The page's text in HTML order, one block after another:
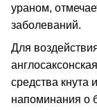
ураном,
заболеваний.
Для
средства кнута
напоминания о